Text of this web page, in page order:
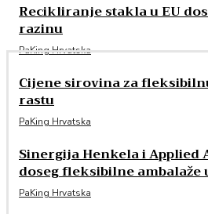
Recikliranje stakla u EU
razinu
PaKing Hrvatska
Cijene sirovina za
rastu
PaKing Hrvatska
Sinergija Henkela i Applied
doseg fleksibilne ambalaže
PaKing Hrvatska